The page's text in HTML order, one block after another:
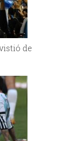
de